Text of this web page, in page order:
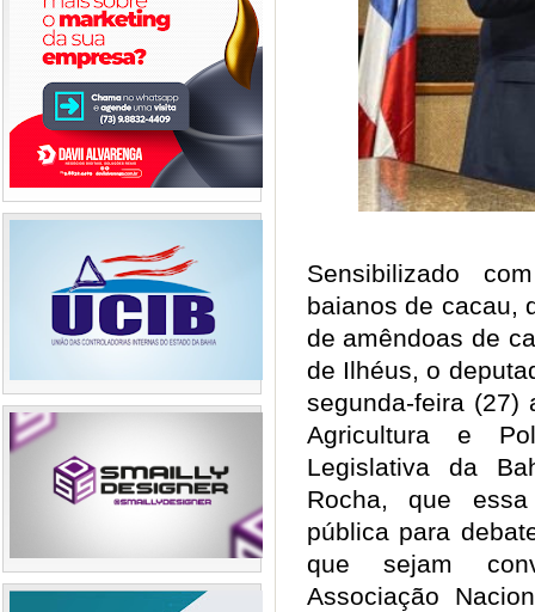
Sensibilizado
baianos de cacau,
de amêndoas de
de Ilhéus, o
segunda-feira (27)
Agricultura e
Legislativa da
Rocha, que
pública para
que sejam
Associação